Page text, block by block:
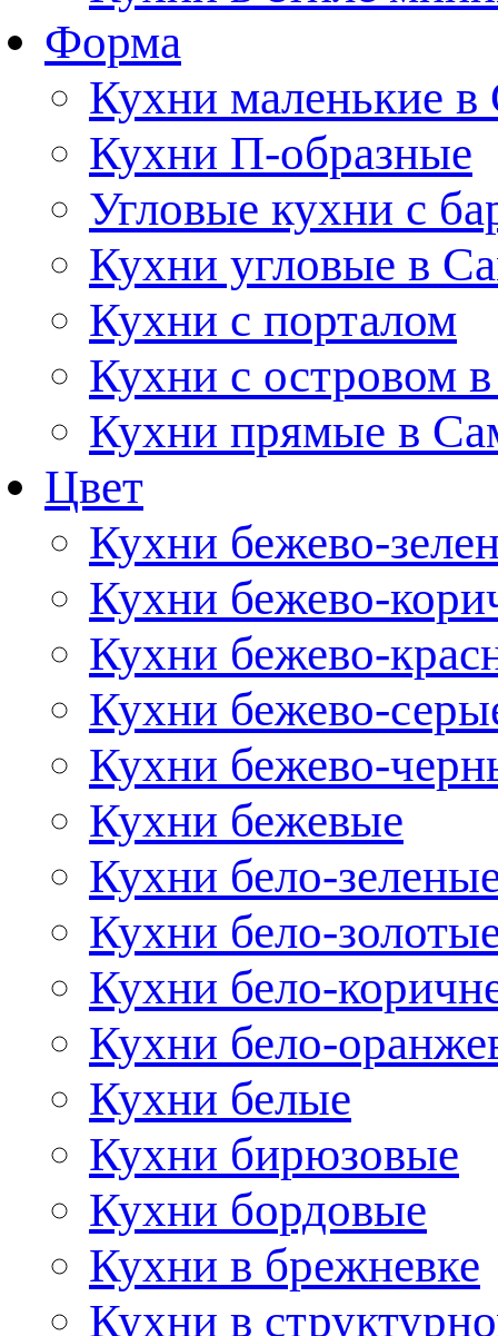
Форма
Кухни маленькие в
Кухни П-образные
Угловые кухни с
Кухни угловые в
Кухни с порталом
Кухни с островом
Кухни прямые в
Цвет
Кухни бежево-
Кухни бежево-
Кухни бежево-
Кухни бежево-
Кухни бежево-
Кухни бежевые
Кухни бело-
Кухни бело-
Кухни бело-
Кухни бело-
Кухни белые
Кухни бирюзовые
Кухни бордовые
Кухни в брежневке
Кухни в